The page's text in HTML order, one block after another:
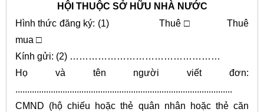
HỘI THUỘC SỞ HỮU NHÀ NƯỚC
Hình thức đăng ký: (1) Thuê □ Thuê
mua □
Kính gửi: (2) …………………………………………
Họ và tên người viết đơn:
............................................................................................
CMND (hộ chiếu hoặc thẻ quân nhân hoặc thẻ căn